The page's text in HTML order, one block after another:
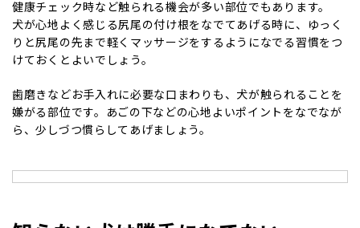
健康チェック時など触られる機会が多い部位でもあります。
犬が心地よく感じる尻尾の付け根をなでてあげる時に、ゆっく
りと尻尾の先まで軽くマッサージをするようになでる習慣をつ
けておくとよいでしょう。
歯磨きなどお手入れに必要な口まわりも、犬が触られることを
嫌がる部位です。あごの下などの心地よいポイントをなでなが
ら、少しづつ慣らしてあげましょう。